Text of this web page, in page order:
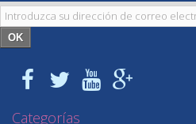
OK
Categorías